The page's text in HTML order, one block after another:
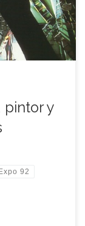
pintor y
92